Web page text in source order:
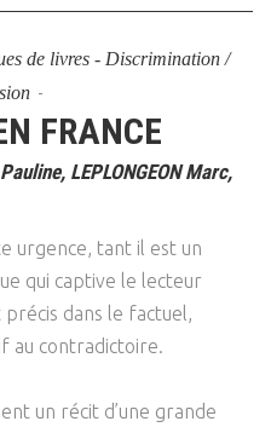
de livres - Discrimination /
FRANCE
LEPLONGEON Marc,
urgence, tant il est un
qui captive le lecteur
précis dans le factuel,
au contradictoire.
un récit d’une grande